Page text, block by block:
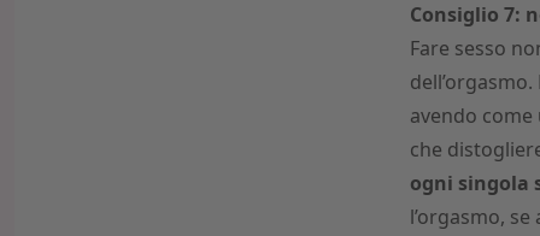
Consiglio 7:
Fare sesso
avendo
che
ogni singola
l’orgasmo,